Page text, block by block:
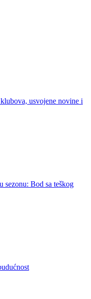
usvojene novine i
sezonu: Bod sa teškog